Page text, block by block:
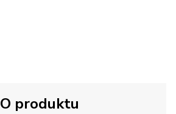
O produktu